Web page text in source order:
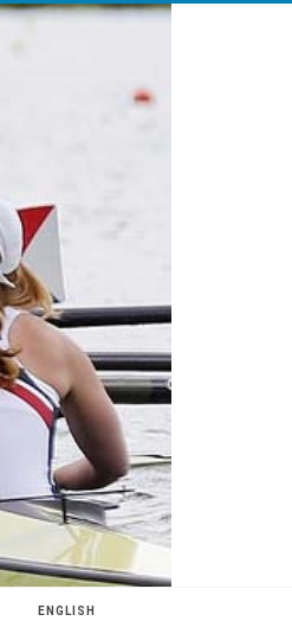
ENGLISH